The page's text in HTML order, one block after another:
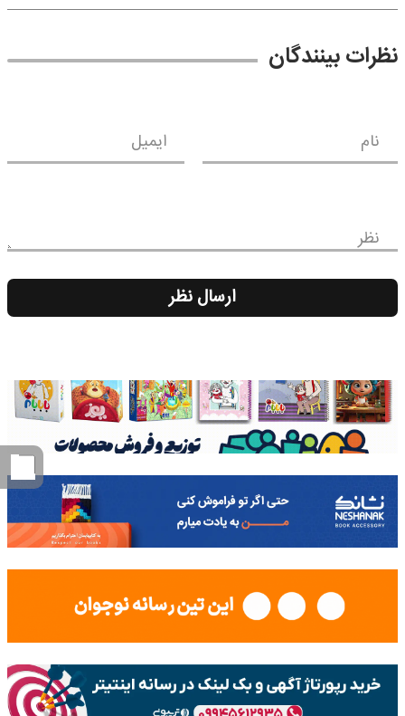
نظرات بینندگان
نام ایمیل
نظر
ارسال نظر